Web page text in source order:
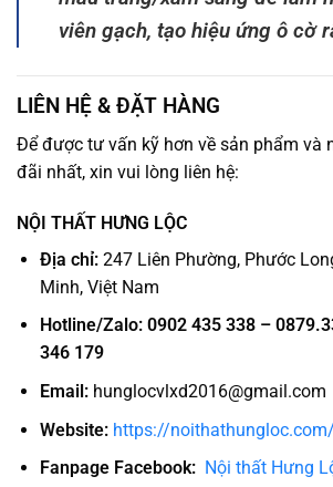
viên gạch, tạo hiệu ứng ô cờ
LIÊN HỆ & ĐẶT HÀNG
Để được tư vấn kỹ hơn về sản phẩm và
đãi nhất, xin vui lòng liên hệ:
NỘI THẤT HƯNG LỘC
Địa chỉ:247 Liên Phường, Phước
Minh, Việt Nam
Hotline/Zalo: 0902 435 338 –
346 179
Email:hunglocvlxd2016@gmail.com
Website: https://noithathungloc.com/
Fanpage Facebook: Nội thất Hưng